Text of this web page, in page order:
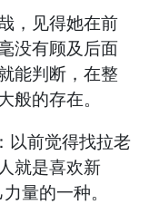
，见得她在前
没有顾及后面
能判断，在整
般的存在。
以前觉得找拉老
就是喜欢新
量的一种。